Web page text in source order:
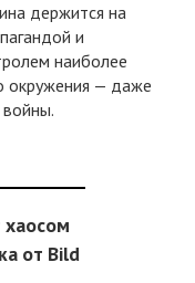
держится на
и
наиболее
окружения — даже
хаосом
от Bild